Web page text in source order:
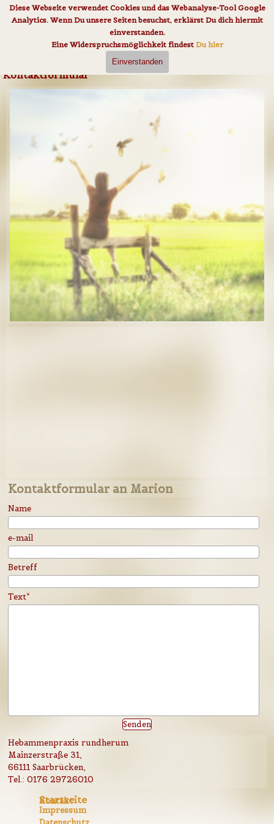
Diese Webseite verwendet Cookies und das Webanalyse-Tool Google
Analytics. Wenn Du unsere Seiten besuchst, erklärst Du dich hiermit
einverstanden.
Eine Widerspruchsmöglichkeit findest Du hier
Einverstanden
Direkt zum Seiteninhalt
Kontaktformular
Kontaktformular an Marion
Name
e-mail
Betreff
Text*
Hebammenpraxis rundherum
Mainzerstraße 31,
66111 Saarbrücken,
Tel.: 0176 29726010
Impressum
Startseite
Kontakt